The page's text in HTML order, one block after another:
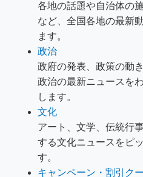
各地の話題や自治体の
など、全国各地の最新
ます。
政治
政府の発表、政策の動
政治の最新ニュースを
します。
文化
アート、文学、伝統行
する文化ニュースをピ
す。
キャンペーン・割引ク